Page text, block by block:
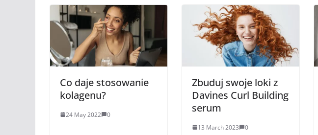
Co daje stosowanie
kolagenu?
24 May 2022 0
Zbuduj swoje loki z
Davines Curl Building
serum
13 March 2023 0